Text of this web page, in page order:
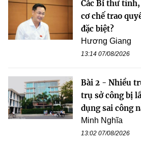
Các Bí thư
cơ chế trao
đặc biệt?
Hương Giang
13:14 07/08/2026
Bài 2 - Nhiều
trụ sở công bị
dụng sai công
Minh Nghĩa
13:02 07/08/2026